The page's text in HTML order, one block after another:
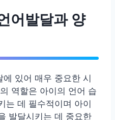
어발달과 양
있어 매우 중요한 시
역할은 아이의 언어 습
는 데 필수적이며 아이
발달시키는 데 중요한